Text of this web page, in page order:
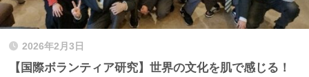
2026年2月3日
【国際ボランティア研究】世界の文化を肌で感じる！